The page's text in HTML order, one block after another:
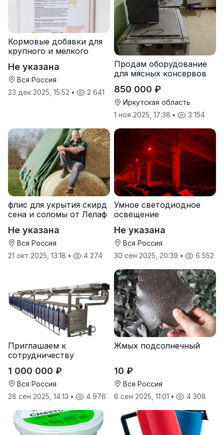
Кормовые добавки для
крупного и мелкого
Не указана
Вся Россия
23 дек 2025, 15:52 • 2 641
Продам оборудование
для мясных консервов
850 000 ₽
Иркутская область
1 ноя 2025, 17:38 • 3 154
флис для укрытия скирд
сена и соломы от Лелаф
Не указана
Вся Россия
21 окт 2025, 13:18 • 4 274
Умное светодиодное
освещение
Не указана
Вся Россия
30 сен 2025, 20:39 • 6 552
Приглашаем к
сотрудничеству
1 000 000 ₽
Вся Россия
28 сен 2025, 14:13 • 4 976
Жмых подсолнечный
10 ₽
Вся Россия
6 сен 2025, 11:01 • 4 308